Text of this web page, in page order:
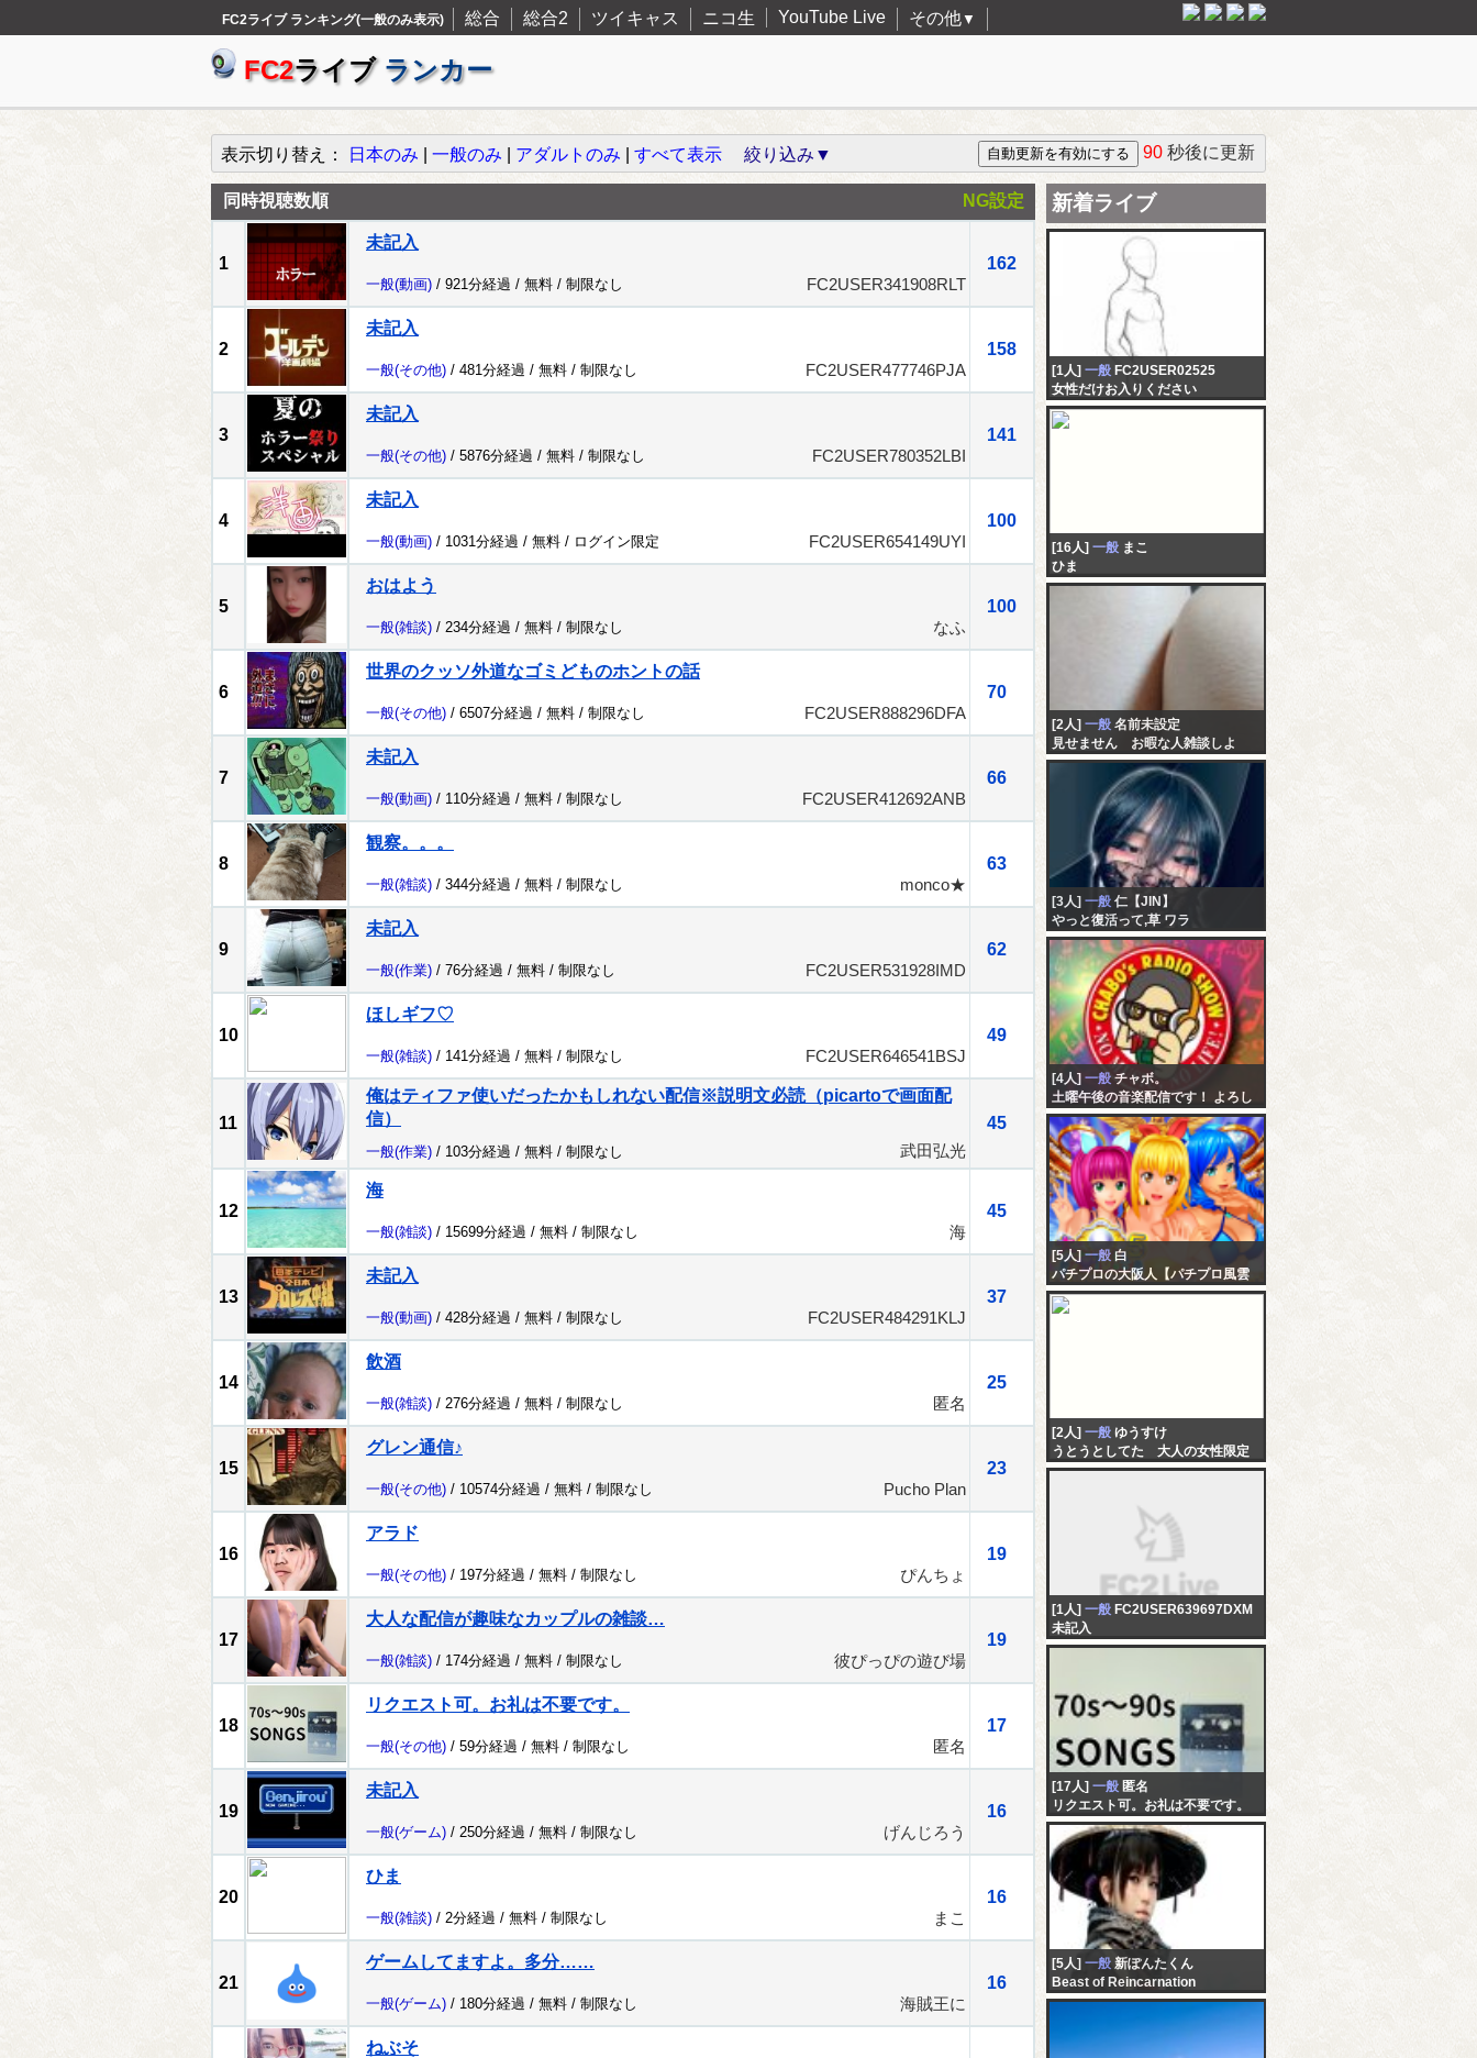
FC2ライブ ランキング(一般のみ表示) 総合 総合2 ツイキャス ニコ生 YouTube Live その他▼
FC2ライブ ランカー
表示切り替え： 日本のみ 一般のみ アダルトのみ すべて表示 絞り込み▼ 90 秒後に更新
同時視聴数順 NG設定
1
未記入
162
一般(動画) / 921分経過 / 無料 / 制限なし FC2USER341908RLT
2
未記入
158
一般(その他) / 481分経過 / 無料 / 制限なし FC2USER477746PJA
3
未記入
141
一般(その他) / 5876分経過 / 無料 / 制限なし FC2USER780352LBI
4
未記入
100
一般(動画) / 1031分経過 / 無料 / ログイン限定 FC2USER654149UYI
5
おはよう
100
一般(雑談) / 234分経過 / 無料 / 制限なし なふ
6
世界のクッソ外道なゴミどものホントの話
70
一般(その他) / 6507分経過 / 無料 / 制限なし FC2USER888296DFA
7
未記入
66
一般(動画) / 110分経過 / 無料 / 制限なし FC2USER412692ANB
8
観察。。。
63
一般(雑談) / 344分経過 / 無料 / 制限なし monco★
9
未記入
62
一般(作業) / 76分経過 / 無料 / 制限なし FC2USER531928IMD
10
ほしギフ♡
49
一般(雑談) / 141分経過 / 無料 / 制限なし FC2USER646541BSJ
11
俺はティファ使いだったかもしれない配信※説明文必読（picartoで画面配
信）
45
一般(作業) / 103分経過 / 無料 / 制限なし 武田弘光
12
海
45
一般(雑談) / 15699分経過 / 無料 / 制限なし 海
13
未記入
37
一般(動画) / 428分経過 / 無料 / 制限なし FC2USER484291KLJ
14
飲酒
25
一般(雑談) / 276分経過 / 無料 / 制限なし 匿名
15
グレン通信♪
23
一般(その他) / 10574分経過 / 無料 / 制限なし Pucho Plan
16
アラド
19
一般(その他) / 197分経過 / 無料 / 制限なし ぴんちょ
17
大人な配信が趣味なカップルの雑談…
19
一般(雑談) / 174分経過 / 無料 / 制限なし 彼ぴっぴの遊び場
18
リクエスト可。お礼は不要です。
17
一般(その他) / 59分経過 / 無料 / 制限なし 匿名
19
未記入
16
一般(ゲーム) / 250分経過 / 無料 / 制限なし げんじろう
20
ひま
16
一般(雑談) / 2分経過 / 無料 / 制限なし まこ
21
ゲームしてますよ。多分……
16
一般(ゲーム) / 180分経過 / 無料 / 制限なし 海賊王に
ねぶそ
新着ライブ
[1人] 一般 FC2USER02525
女性だけお入りください
[16人] 一般 まこ
ひま
[2人] 一般 名前未設定
見せません お暇な人雑談しよ
[3人] 一般 仁【JIN】
やっと復活って,草 ワラ
[4人] 一般 チャボ。
土曜午後の音楽配信です！ よろし
く哀愁 ♬ (^_^)
[5人] 一般 白
パチプロの大阪人【パチプロ風雲
録5】
[2人] 一般 ゆうすけ
うとうとしてた 大人の女性限定
で
[1人] 一般 FC2USER639697DXM
未記入
[17人] 一般 匿名
リクエスト可。お礼は不要です。
[5人] 一般 新ぽんたくん
Beast of Reincarnation